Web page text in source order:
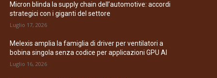
Micron blinda la supply chain dell’automotive: accordi
strategici con i giganti del settore
Luglio 17, 2026
Melexis amplia la famiglia di driver per ventilatori a
bobina singola senza codice per applicazioni GPU AI
Luglio 16, 2026